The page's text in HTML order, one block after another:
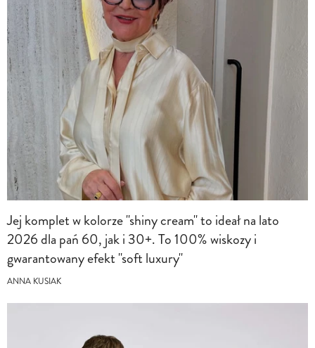
Jej komplet w kolorze "shiny cream" to ideał na lato
2026 dla pań 60, jak i 30+. To 100% wiskozy i
gwarantowany efekt "soft luxury"
ANNA KUSIAK